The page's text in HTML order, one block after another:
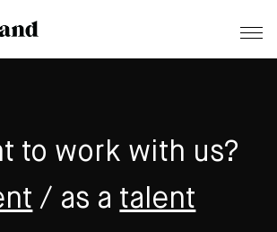
to work with us?
/ as a talent